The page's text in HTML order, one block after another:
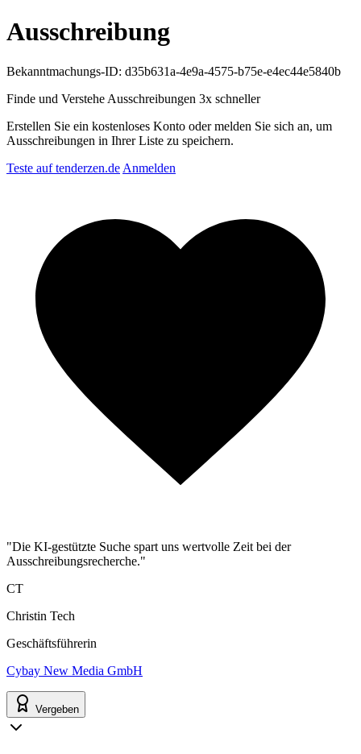
Ausschreibung
Bekanntmachungs-ID: d35b631a-4e9a-4575-b75e-e4ec44e5840b
Finde und Verstehe Ausschreibungen 3x schneller
Erstellen Sie ein kostenloses Konto oder melden Sie sich an, um
Ausschreibungen in Ihrer Liste zu speichern.
Teste auf tenderzen.de Anmelden
"Die KI-gestützte Suche spart uns wertvolle Zeit bei der
Ausschreibungsrecherche."
CT
Christin Tech
Geschäftsführerin
Cybay New Media GmbH
Vergeben